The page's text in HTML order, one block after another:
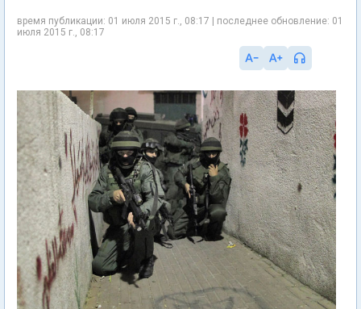
время публикации: 01 июля 2015 г., 08:17 | последнее обновление: 01
июля 2015 г., 08:17